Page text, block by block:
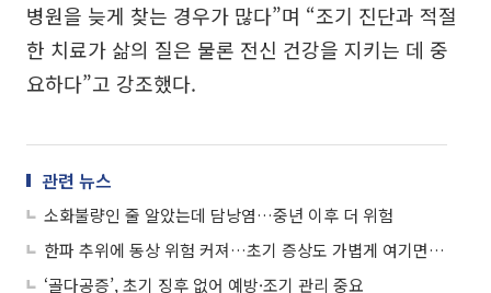
병원을 늦게 찾는 경우가 많다”며 “조기 진단과 적절
한 치료가 삶의 질은 물론 전신 건강을 지키는 데 중
요하다”고 강조했다.
관련 뉴스
소화불량인 줄 알았는데 담낭염…중년 이후 더 위험
한파 추위에 동상 위험 커져…초기 증상도 가볍게 여기면 안돼
‘골다공증’, 초기 징후 없어 예방·조기 관리 중요